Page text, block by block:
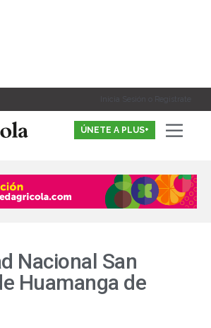
Inicia Sesión o Registrate
ÚNETE A PLUS+
Nacional San
Huamanga de